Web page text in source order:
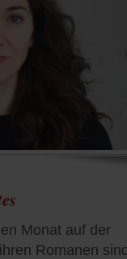
Monat auf der
Romanen